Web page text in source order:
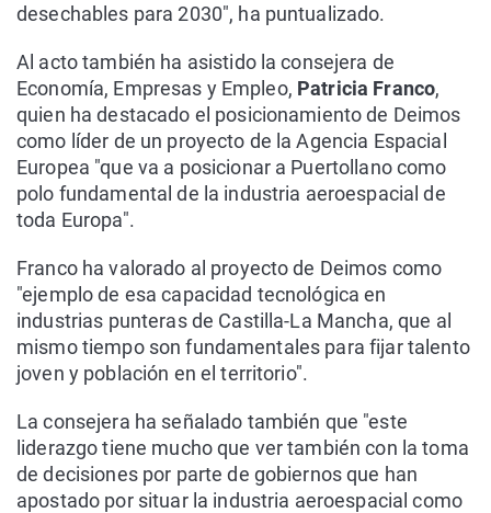
desechables para 2030", ha puntualizado.
Al acto también ha asistido la consejera de
Economía, Empresas y Empleo, Patricia Franco,
quien ha destacado el posicionamiento de Deimos
como líder de un proyecto de la Agencia Espacial
Europea "que va a posicionar a Puertollano como
polo fundamental de la industria aeroespacial de
toda Europa".
Franco ha valorado al proyecto de Deimos como
"ejemplo de esa capacidad tecnológica en
industrias punteras de Castilla-La Mancha, que al
mismo tiempo son fundamentales para fijar talento
joven y población en el territorio".
La consejera ha señalado también que "este
liderazgo tiene mucho que ver también con la toma
de decisiones por parte de gobiernos que han
apostado por situar la industria aeroespacial como